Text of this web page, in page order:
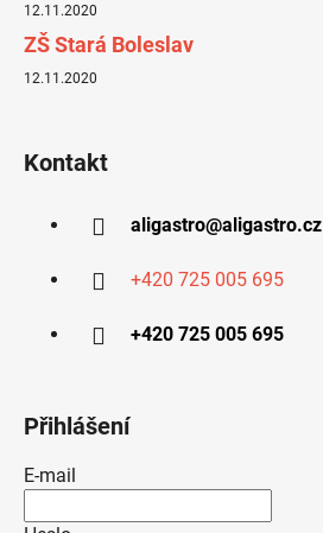
12.11.2020
ZŠ Stará Boleslav
12.11.2020
Kontakt
aligastro@aligastro.cz
+420 725 005 695
+420 725 005 695
Přihlášení
E-mail